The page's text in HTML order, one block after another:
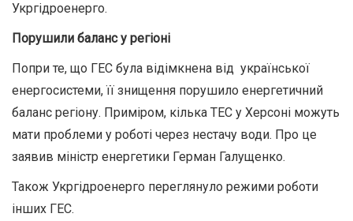
Укргідроенерго.
Порушили баланс у регіоні
Попри те, що ГЕС була відімкнена від української
енергосистеми, її знищення порушило енергетичний
баланс регіону. Приміром, кілька ТЕС у Херсоні можуть
мати проблеми у роботі через нестачу води. Про це
заявив міністр енергетики Герман Галущенко.
Також Укргідроенерго переглянуло режими роботи
інших ГЕС.